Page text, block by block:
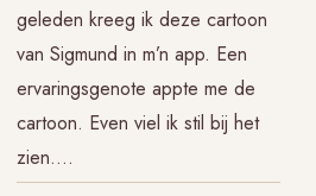
geleden kreeg ik deze cartoon
van Sigmund in m’n app. Een
ervaringsgenote appte me de
cartoon. Even viel ik stil bij het
zien….